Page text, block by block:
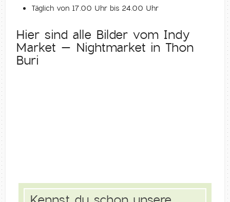
Täglich von 17.00 Uhr bis 24.00 Uhr
Hier sind alle Bilder vom Indy
Market – Nightmarket in Thon
Buri